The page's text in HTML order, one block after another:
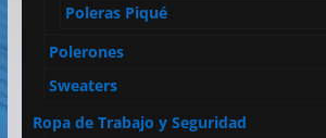
Poleras Piqué
Polerones
Sweaters
Ropa de Trabajo y Seguridad